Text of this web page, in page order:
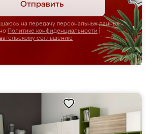
Отправить
на передачу персональных данных
Политике конфиденциальности
соглашению